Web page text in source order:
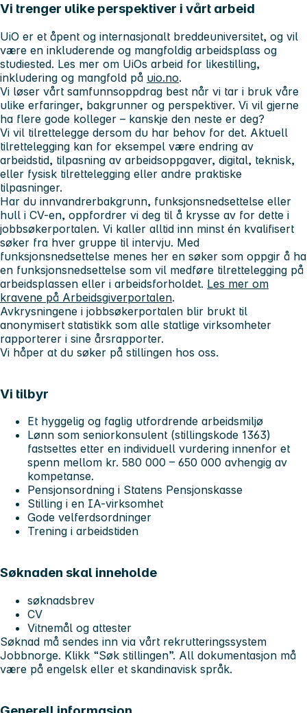
Vi trenger ulike perspektiver i vårt arbeid
UiO er et åpent og internasjonalt breddeuniversitet, og vil
være en inkluderende og mangfoldig arbeidsplass og
studiested. Les mer om UiOs arbeid for likestilling,
inkludering og mangfold på uio.no.
Vi løser vårt samfunnsoppdrag best når vi tar i bruk våre
ulike erfaringer, bakgrunner og perspektiver. Vi vil gjerne
ha flere gode kolleger – kanskje den neste er deg?
Vi vil tilrettelegge dersom du har behov for det. Aktuell
tilrettelegging kan for eksempel være endring av
arbeidstid, tilpasning av arbeidsoppgaver, digital, teknisk,
eller fysisk tilrettelegging eller andre praktiske
tilpasninger.
Har du innvandrerbakgrunn, funksjonsnedsettelse eller
hull i CV-en, oppfordrer vi deg til å krysse av for dette i
jobbsøkerportalen. Vi kaller alltid inn minst én kvalifisert
søker fra hver gruppe til intervju. Med
funksjonsnedsettelse menes her en søker som oppgir å ha
en funksjonsnedsettelse som vil medføre tilrettelegging på
arbeidsplassen eller i arbeidsforholdet. Les mer om
kravene på Arbeidsgiverportalen.
Avkrysningene i jobbsøkerportalen blir brukt til
anonymisert statistikk som alle statlige virksomheter
rapporterer i sine årsrapporter.
Vi håper at du søker på stillingen hos oss.
Vi tilbyr
Et hyggelig og faglig utfordrende arbeidsmiljø
Lønn som seniorkonsulent (stillingskode 1363)
fastsettes etter en individuell vurdering innenfor et
spenn mellom kr. 580 000 – 650 000 avhengig av
kompetanse.
Pensjonsordning i Statens Pensjonskasse
Stilling i en IA-virksomhet
Gode velferdsordninger
Trening i arbeidstiden
Søknaden skal inneholde
søknadsbrev
CV
Vitnemål og attester
Søknad må sendes inn via vårt rekrutteringssystem
Jobbnorge. Klikk “Søk stillingen”. All dokumentasjon må
være på engelsk eller et skandinavisk språk.